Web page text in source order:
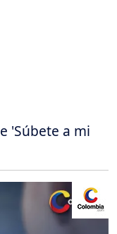
'Súbete a mi